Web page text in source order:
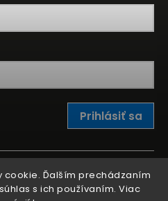
cookie. Ďalším prechádzaním
s ich používaním. Viac
Prihlásiť sa